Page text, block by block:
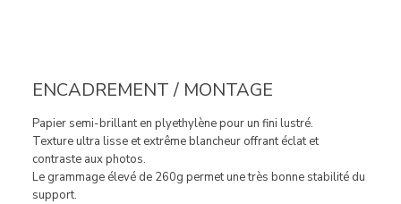
ENCADREMENT / MONTAGE
Papier semi-brillant en plyethylène pour un fini lustré.
Texture ultra lisse et extrême blancheur offrant éclat et
contraste aux photos.
Le grammage élevé de 260g permet une très bonne stabilité du
support.